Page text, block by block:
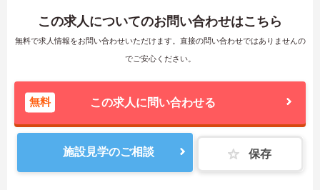
この求人についてのお問い合わせはこちら
無料で求人情報をお問い合わせいただけます。直接の問い合わせではありませんの
でご安心ください。
無料 この求人に問い合わせる
施設見学のご相談 保存